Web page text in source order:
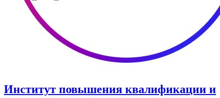
Институт повышения квалификации и